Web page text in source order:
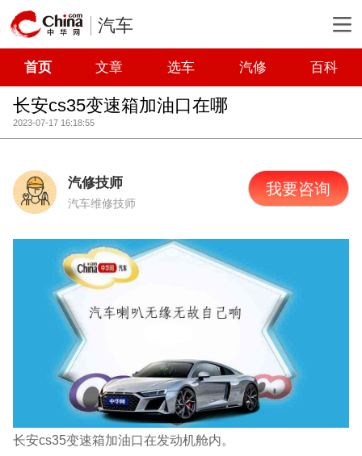
汽车
首页 文章 选车 汽修 百科
长安cs35变速箱加油口在哪
2023-07-17 16:18:55
汽修技师
汽车维修技师
我要咨询
长安cs35变速箱加油口在发动机舱内。